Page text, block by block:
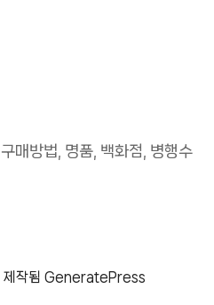
구매방법 명품 백화점
병행수
제작됨 GeneratePress